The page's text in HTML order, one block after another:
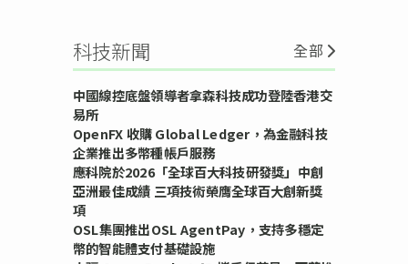
科技新聞 全部
中國線控底盤領導者拿森科技成功登陸香港交
易所
OpenFX 收購 Global Ledger，為金融科技
企業推出多幣種帳戶服務
應科院於2026「全球百大科技研發獎」中創
亞洲最佳成績 三項技術榮膺全球百大創新獎
項
OSL集團推出OSL AgentPay，支持多穩定
幣的智能體支付基礎設施